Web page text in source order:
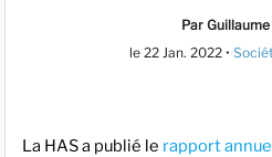
Par
le 22 Jan. 2022 •
La HAS a publié le rapport